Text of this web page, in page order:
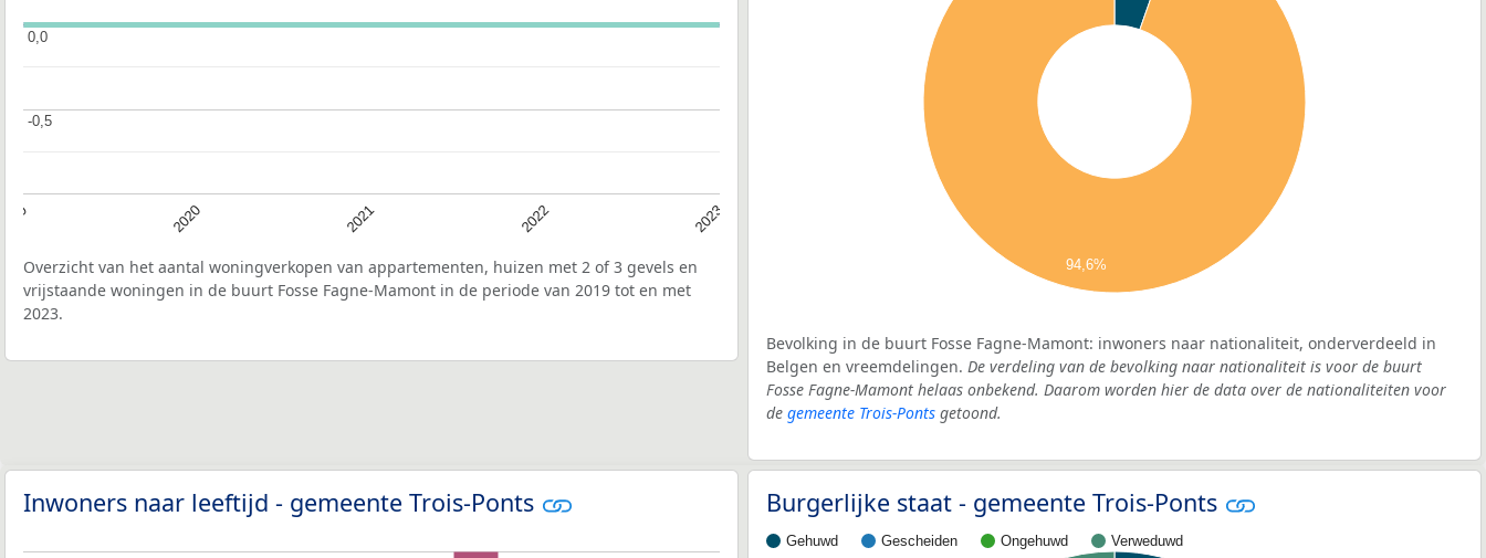
2020 2021 2022 2023
-0,5
-0,5
0,0
0,0
Overzicht van het aantal woningverkopen van appartementen, huizen met 2 of 3 gevels en
vrijstaande woningen in de buurt Fosse Fagne-Mamont in de periode van 2019 tot en met
2023.
94,6%
Bevolking in de buurt Fosse Fagne-Mamont: inwoners naar nationaliteit, onderverdeeld in
Belgen en vreemdelingen. De verdeling van de bevolking naar nationaliteit is voor de buurt
Fosse Fagne-Mamont helaas onbekend. Daarom worden hier de data over de nationaliteiten voor
de gemeente Trois-Ponts getoond.
Inwoners naar leeftijd - gemeente Trois-Ponts Burgerlijke staat - gemeente Trois-Ponts
Gehuwd Gescheiden Ongehuwd Verweduwd